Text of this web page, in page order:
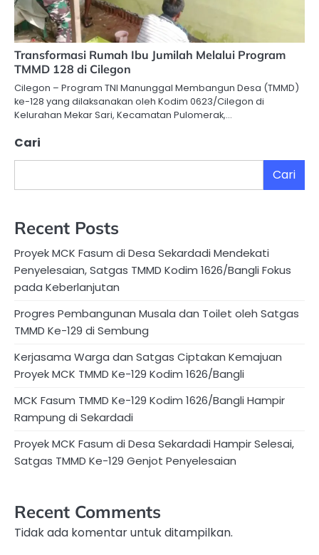
Transformasi Rumah Ibu Jumilah Melalui Program
TMMD 128 di Cilegon
Cilegon – Program TNI Manunggal Membangun Desa (TMMD)
ke-128 yang dilaksanakan oleh Kodim 0623/Cilegon di
Kelurahan Mekar Sari, Kecamatan Pulomerak,…
Cari
Cari
Recent Posts
Proyek MCK Fasum di Desa Sekardadi Mendekati
Penyelesaian, Satgas TMMD Kodim 1626/Bangli Fokus
pada Keberlanjutan
Progres Pembangunan Musala dan Toilet oleh Satgas
TMMD Ke-129 di Sembung
Kerjasama Warga dan Satgas Ciptakan Kemajuan
Proyek MCK TMMD Ke-129 Kodim 1626/Bangli
MCK Fasum TMMD Ke-129 Kodim 1626/Bangli Hampir
Rampung di Sekardadi
Proyek MCK Fasum di Desa Sekardadi Hampir Selesai,
Satgas TMMD Ke-129 Genjot Penyelesaian
Recent Comments
Tidak ada komentar untuk ditampilkan.